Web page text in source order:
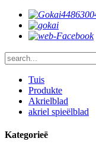
Tuis
Produkte
Akrielblad
akriel spieëlblad
Kategorieë